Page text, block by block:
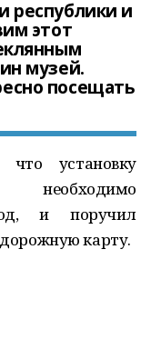
республики и
этот
музей.
посещать
что установку
необходимо
и поручил
карту.